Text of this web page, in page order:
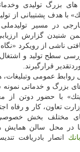
بزرگ تولیدی
با هدف پشتیبانی از
در مسیر تولیدملی
شنیدن گزارش
ناشی از رویكرد
بررسی سطح تولید و
قرارگیرند.
روابط عمومی
بزرگ و خدماتی نمونه
با حضور دوتن از
تعاون، كار و رفاه
مختلف بخش
در محل سالن همایش
بانك انصار بادریافت